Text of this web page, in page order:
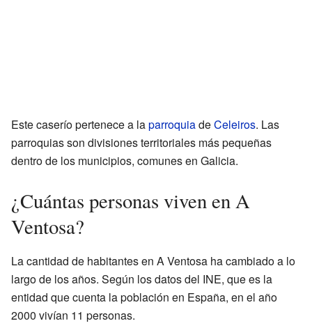
Este caserío pertenece a laparroquiadeCeleiros. Las
parroquias son divisiones territoriales más pequeñas
dentro de los municipios, comunes en Galicia.
¿Cuántas personas viven en A
Ventosa?
La cantidad de habitantes en A Ventosa ha cambiado a lo
largo de los años. Según los datos del INE, que es la
entidad que cuenta la población en España, en el año
2000 vivían 11 personas.